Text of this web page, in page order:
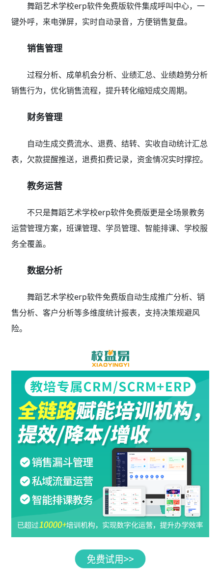
舞蹈艺术学校erp软件免费版软件集成呼叫中心，一
键外呼，来电弹屏，实时自动录音，方便销售复盘。
销售管理
过程分析、成单机会分析、业绩汇总、业绩趋势分析
销售行为，优化销售流程，提升转化缩短成交周期。
财务管理
自动生成交费流水、退费、结转、实收自动统计汇总
表，欠款提醒推送，退费扣费记录，资金情况实时撑控。
教务运营
不只是舞蹈艺术学校erp软件免费版更是全场景教务
运营管理方案，班课管理、学员管理、智能排课、学校服
务全覆盖。
数据分析
舞蹈艺术学校erp软件免费版自动生成推广分析、销
售分析、客户分析等多维度统计报表，支持决策规避风
险。